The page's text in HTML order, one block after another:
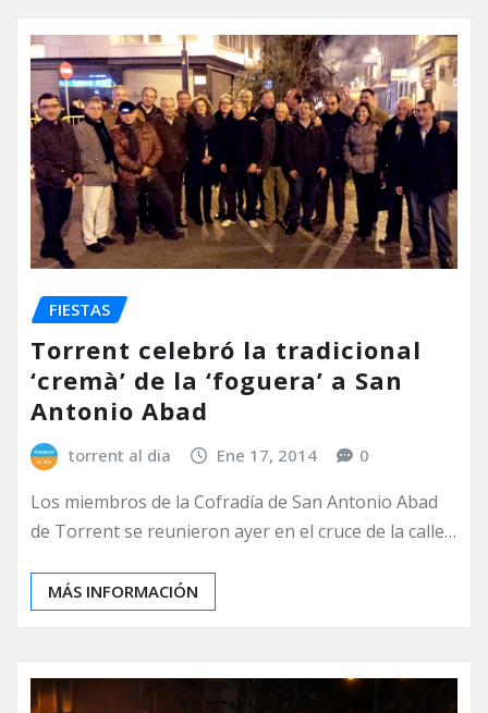
FIESTAS
Torrent celebró la tradicional
‘cremà’ de la ‘foguera’ a San
Antonio Abad
torrent al dia Ene 17, 2014 0
Los miembros de la Cofradía de San Antonio Abad
de Torrent se reunieron ayer en el cruce de la calle…
MÁS INFORMACIÓN